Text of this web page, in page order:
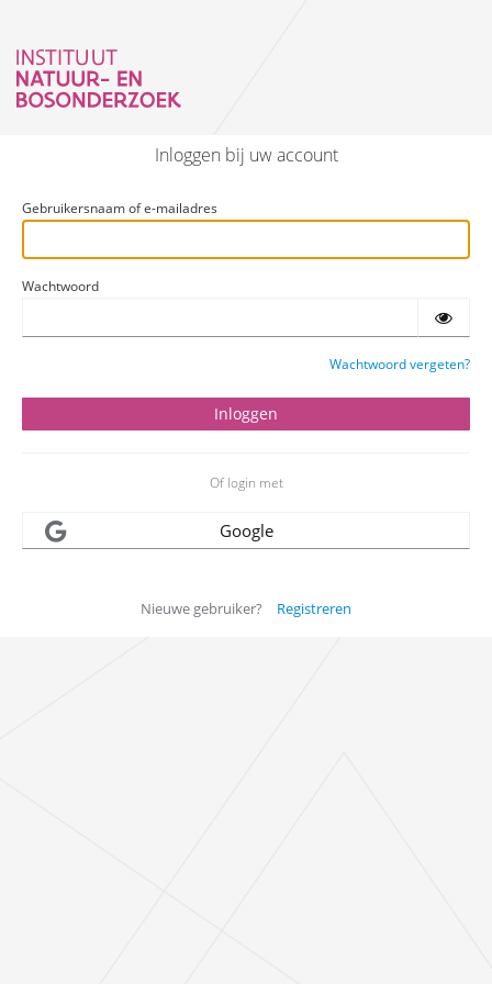
Inloggen bij uw account
Gebruikersnaam of e-mailadres
Wachtwoord
Wachtwoord vergeten?
Of login met
Google
Nieuwe gebruiker? Registreren